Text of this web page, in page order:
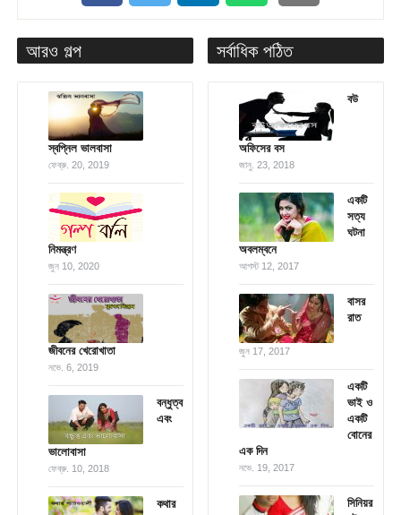
আরও গল্প
স্বপ্নিল ভালবাসা
ফেব্রু. 20, 2019
নিমন্ত্রণ
জুন 10, 2020
জীবনের খেরোখাতা
নভে. 6, 2019
বন্ধুত্ব
এবং
ভালোবাসা
ফেব্রু. 10, 2018
কথার
সর্বাধিক পঠিত
বউ
অফিসের বস
জানু. 23, 2018
একটি
সত্য
ঘটনা
অবলম্বনে
আগস্ট 12, 2017
বাসর
রাত
জুন 17, 2017
একটি
ভাই ও
একটি
বোনের
এক দিন
নভে. 19, 2017
সিনিয়র